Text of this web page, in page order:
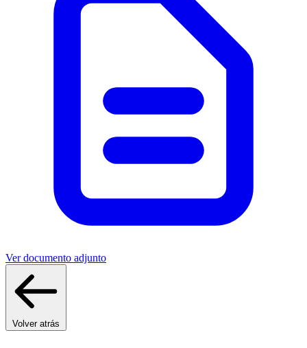
Ver documento adjunto
Volver atrás